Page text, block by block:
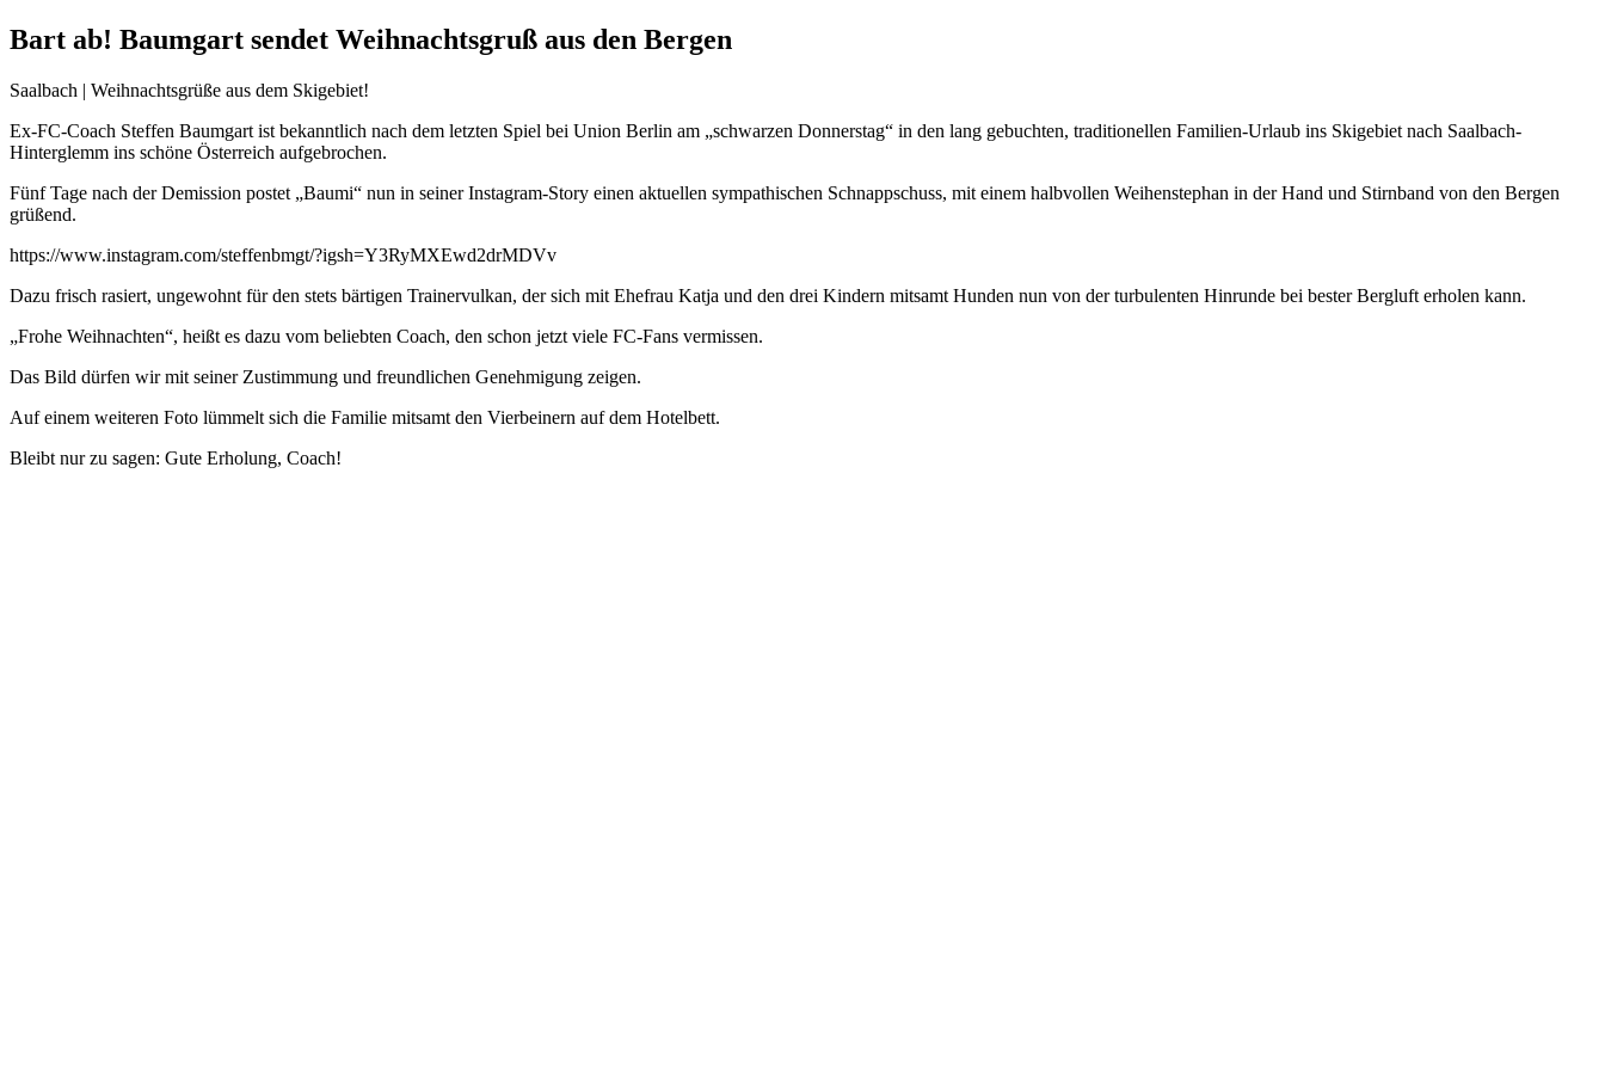
Bart ab! Baumgart sendet Weihnachtsgruß aus den Bergen
Saalbach | Weihnachtsgrüße aus dem Skigebiet!
Ex-FC-Coach Steffen Baumgart ist bekanntlich nach dem letzten Spiel bei Union Berlin am „schwarzen Donnerstag“ in den lang gebuchten, traditionellen Familien-Urlaub ins Skigebiet nach Saalbach-
Hinterglemm ins schöne Österreich aufgebrochen.
Fünf Tage nach der Demission postet „Baumi“ nun in seiner Instagram-Story einen aktuellen sympathischen Schnappschuss, mit einem halbvollen Weihenstephan in der Hand und Stirnband von den Bergen
grüßend.
https://www.instagram.com/steffenbmgt/?igsh=Y3RyMXEwd2drMDVv
Dazu frisch rasiert, ungewohnt für den stets bärtigen Trainervulkan, der sich mit Ehefrau Katja und den drei Kindern mitsamt Hunden nun von der turbulenten Hinrunde bei bester Bergluft erholen kann.
„Frohe Weihnachten“, heißt es dazu vom beliebten Coach, den schon jetzt viele FC-Fans vermissen.
Das Bild dürfen wir mit seiner Zustimmung und freundlichen Genehmigung zeigen.
Auf einem weiteren Foto lümmelt sich die Familie mitsamt den Vierbeinern auf dem Hotelbett.
Bleibt nur zu sagen: Gute Erholung, Coach!